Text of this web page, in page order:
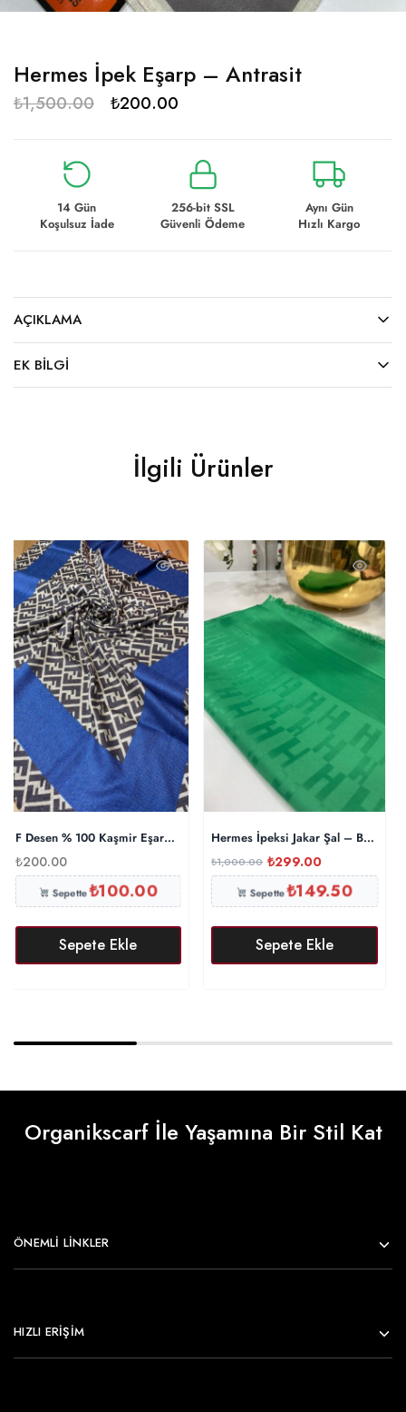
Hermes İpek Eşarp – Antrasit
₺1,500.00 ₺200.00
14 Gün
Koşulsuz İade
256-bit SSL
Güvenli Ödeme
Aynı Gün
Hızlı Kargo
AÇIKLAMA
EK BILGI
İlgili Ürünler
F Desen % 100 Kaşmir Eşarp – İndigo
₺200.00
Sepette₺100.00
Sepete Ekle
Hermes İpeksi Jakar Şal – Benetton
₺1,000.00 ₺299.00
Sepette₺149.50
Sepete Ekle
Organikscarf İle Yaşamına Bir Stil Kat
ÖNEMLI LINKLER
HIZLI ERİŞİM